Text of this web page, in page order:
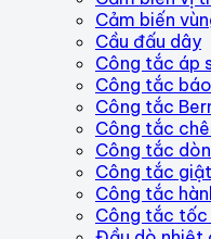
Cảm biến
Cầu đấu dây
Công tắc áp
Công tắc
Công tắc
Công tắc
Công tắc
Công tắc
Công tắc
Công tắc